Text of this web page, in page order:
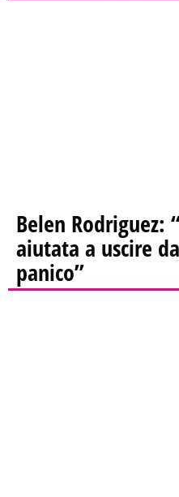
Belen Rodriguez:
aiutata a uscire
panico”